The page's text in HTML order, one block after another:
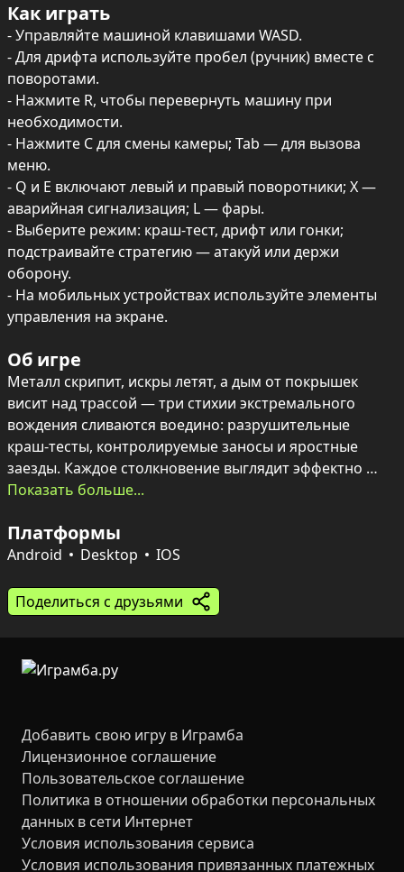
Как играть
- Управляйте машиной клавишами WASD.
- Для дрифта используйте пробел (ручник) вместе с
поворотами.
- Нажмите R, чтобы перевернуть машину при
необходимости.
- Нажмите C для смены камеры; Tab — для вызова
меню.
- Q и E включают левый и правый поворотники; X —
аварийная сигнализация; L — фары.
- Выберите режим: краш‑тест, дрифт или гонки;
подстраивайте стратегию — атакуй или держи
оборону.
- На мобильных устройствах используйте элементы
управления на экране.
Об игре
Металл скрипит, искры летят, а дым от покрышек
висит над трассой — три стихии экстремального
вождения сливаются воедино: разрушительные
краш‑тесты, контролируемые заносы и яростные
заезды. Каждое столкновение выглядит эффектно
благодаря детализированной модели повреждений, а
удовлетворение от точного контроля.
суперов и внедорожников — ведёт себя по‑разному
благодаря реалистичной физике. Гонки и тесты
аэропорта и в промзонах; свобода действий полная:
разбивать, дрифтовать или мчаться к финишу с
Показать больше...
Платформы
Android Desktop IOS
Поделиться с друзьями
Добавить свою игру в Играмба
Лицензионное соглашение
Пользовательское соглашение
Политика в отношении обработки персональных
данных в сети Интернет
Условия использования сервиса
Условия использования привязанных платежных